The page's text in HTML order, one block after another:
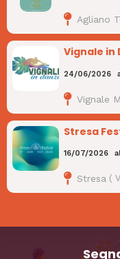
Agliano
Vignale in
24/06/2026
Vignale
Stresa
16/07/2026
Stresa (